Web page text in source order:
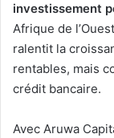
investissement
Afrique de
ralentit la
rentables, mais
crédit bancaire.
Avec Aruwa